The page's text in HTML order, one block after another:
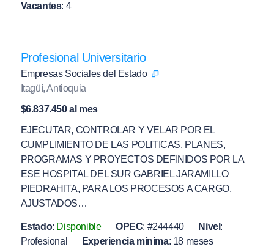
Vacantes: 4
Profesional Universitario
Empresas Sociales del Estado
Itagüí, Antioquia
$6.837.450 al mes
EJECUTAR, CONTROLAR Y VELAR POR EL
CUMPLIMIENTO DE LAS POLITICAS, PLANES,
PROGRAMAS Y PROYECTOS DEFINIDOS POR LA
ESE HOSPITAL DEL SUR GABRIEL JARAMILLO
PIEDRAHITA, PARA LOS PROCESOS A CARGO,
AJUSTADOS…
Estado: Disponible OPEC: #244440 Nivel :
Profesional
Experiencia mínima: 18 meses